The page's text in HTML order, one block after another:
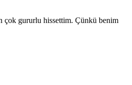
çok gururlu hissettim. Çünkü benim